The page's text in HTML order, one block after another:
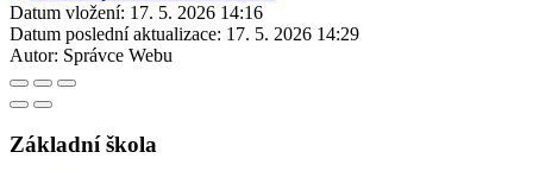
Datum vložení: 17. 5. 2026 14:16
Datum poslední aktualizace: 17. 5. 2026 14:29
Autor: Správce Webu
Základní škola